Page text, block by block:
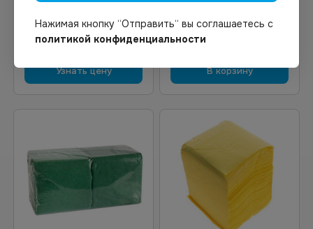
Узнать цену В корзину
Нажимая кнопку “Отправить“ вы соглашаетесь с
политикой конфиденциальности